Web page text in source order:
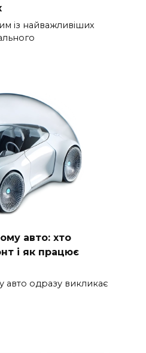
із найважливіших
авто: хто
і як працює
одразу викликає